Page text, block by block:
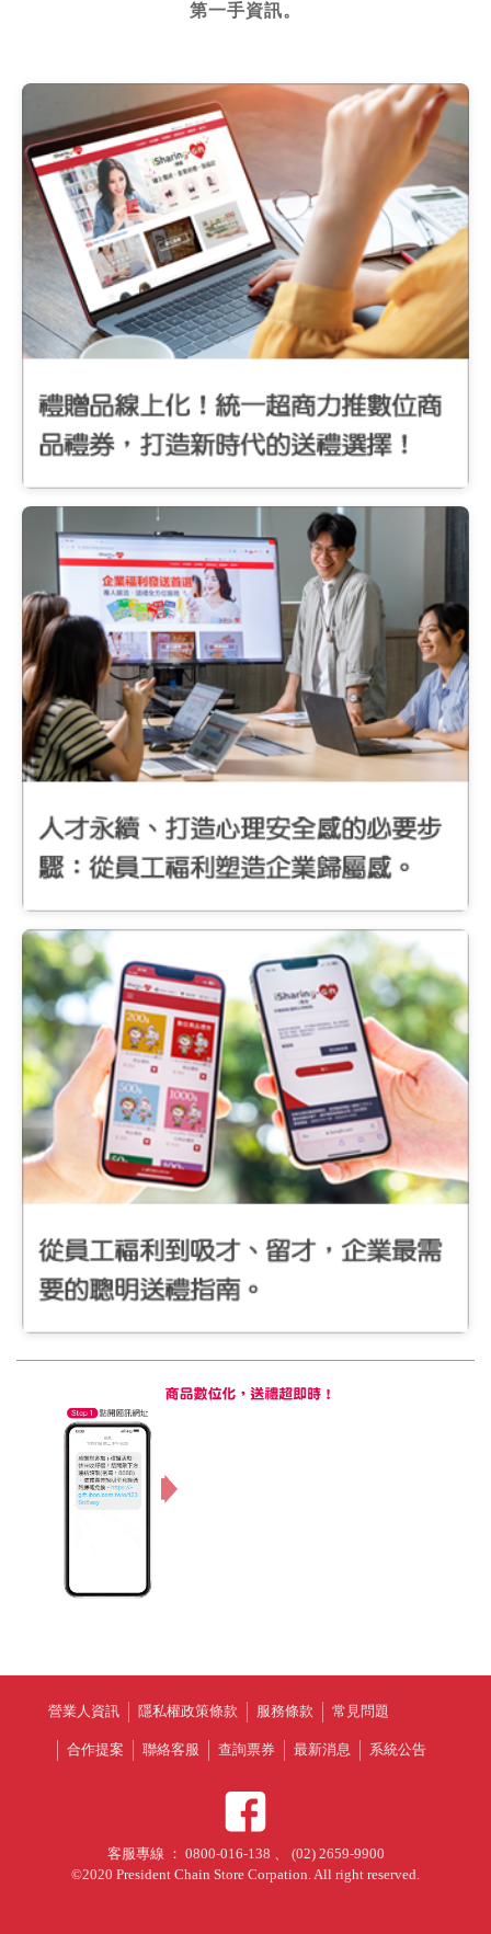
第一手資訊。
營業人資訊 隱私權政策條款 服務條款 常見問題
合作提案 聯絡客服 查詢票券 最新消息 系統公告
客服專線 ： 0800-016-138 、 (02) 2659-9900
©2020 President Chain Store Corpation. All right reserved.